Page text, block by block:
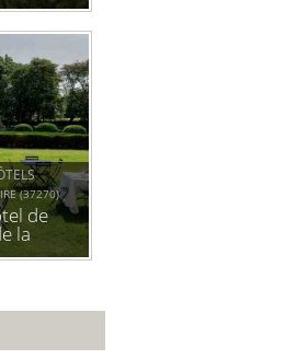
(37270)
de
la